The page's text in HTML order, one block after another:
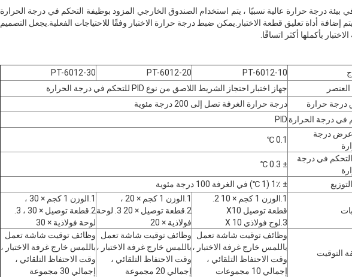
بيئة درجة حرارة عالية نسبيًا ، يتم استخدام الصندوق الخارجي المزود بوظيفة التحكم في درجة الحرارة
إضافة أداة تعليق قطعة الاختبار.يمكن ضبط درجة حرارة الاختبار وفقًا للاحتياجات الفعلية.يجعل التصميم
بأكملها أكثر اتساقًا.
PT-6012-10
PT-6012-20
PT-6012-30
جهاز اختبار احتجاز الشريط اللاصق من نوع PID للتحكم في درجة الحرارة
درجة حرارة
درجة حرارة الغرفة تصل إلى 200 درجة مئوية
في درجة الحرارة PID
عرض درجة
0.1 ℃
في درجة
± 0.3 ℃
± 1٪ (1 ℃) في الغرفة 100 درجة مئوية
قطعة توصيل X10
3.لوح فولاذي X 10
1.الوزن 1 كجم × 20 ،
2.قطعة توصيل × 20 3. لوحة
فولاذية × 20
1.الوزن 1 كجم × 30 ،
لوحة فولاذية × 30
التوقيت
وظائف توقيت شاشة تعمل
باللمس خارج غرفة الاختبار ،
وقت الاحتفاظ التلقائي ،
إجمالي 10 مجموعات
وظائف توقيت شاشة تعمل
باللمس خارج غرفة الاختبار ،
وقت الاحتفاظ التلقائي ،
إجمالي 20 مجموعة
وظائف توقيت شاشة تعمل
باللمس خارج غرفة الاختبار ،
وقت الاحتفاظ التلقائي ،
إجمالي 30 مجموعة